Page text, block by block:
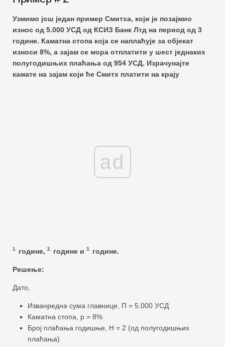
Узмимо још један пример Смитха, који је позајмио
износ од 5.000 УСД од КСИЗ Банк Лтд на период од 3
године. Каматна стопа која се наплаћује за објекат
износи 8%, а зајам се мора отплатити у шест једнаких
полугодишњих плаћања од 954 УСД. Израчунајте
камате на зајам који ће Смитх платити на крају
ad
1. године, 2. године и 3. године.
Решење:
Дато,
Изванредна сума главнице, П = 5.000 УСД
Каматна стопа, р = 8%
Број плаћања годишње, Н = 2 (од полугодишњих
плаћања)